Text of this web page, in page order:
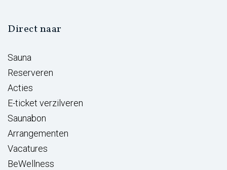
Direct naar
Sauna
Reserveren
Acties
E-ticket verzilveren
Saunabon
Arrangementen
Vacatures
BeWellness